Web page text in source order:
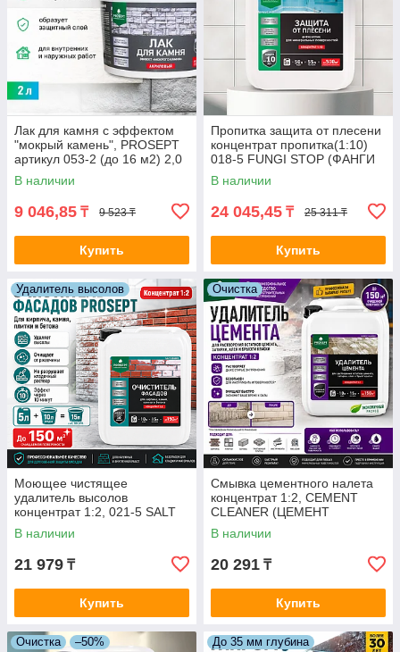
Лак для камня с эффектом
"мокрый камень", PROSEPT
артикул 053-2 (до 16 м2) 2,0
л
В наличии
9 046,85 ₸ 9 523 ₸
Купить
Пропитка защита от плесени
концентрат пропитка(1:10)
018-5 FUNGI STOP (ФАНГИ
СТОП) 5 л =150-500 м2.
В наличии
24 045,45 ₸ 25 311 ₸
Купить
Удалитель высолов
Моющее чистящее
удалитель высолов
концентрат 1:2, 021-5 SALT
CLEANER(САЛТ КЛИНЕР) - 5
л.=150м2
В наличии
21 979 ₸
Купить
Очистка
Смывка цементного налета
концентрат 1:2, CEMENT
CLEANER (ЦЕМЕНТ
КЛИНЕР) 5 л.=150м2 арт.022-
5
В наличии
20 291 ₸
Купить
Очистка –50% До 35 мм глубина